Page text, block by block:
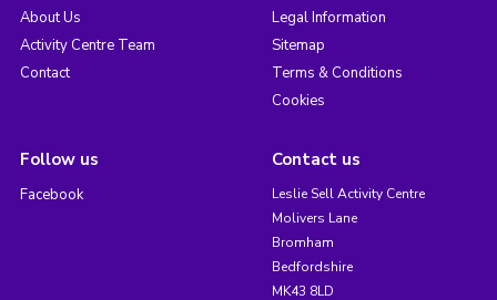
About Us
Activity Centre Team
Contact
Legal Information
Sitemap
Terms & Conditions
Cookies
Follow us
Facebook
Contact us
Leslie Sell Activity Centre
Molivers Lane
Bromham
Bedfordshire
MK43 8LD